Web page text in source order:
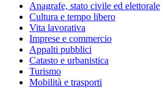
Anagrafe, stato civile ed elettorale
Cultura e tempo libero
Vita lavorativa
Imprese e commercio
Appalti pubblici
Catasto e urbanistica
Turismo
Mobilità e trasporti